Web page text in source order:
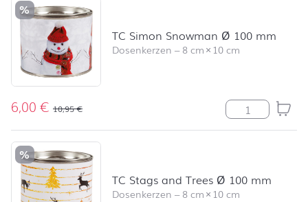
%
TC Simon Snowman Ø 100 mm
Dosenkerzen –8 cm× 10 cm
6,00€ 10,95€ TC Simon
%
TC Stags and Trees Ø 100 mm
Dosenkerzen –8 cm× 10 cm